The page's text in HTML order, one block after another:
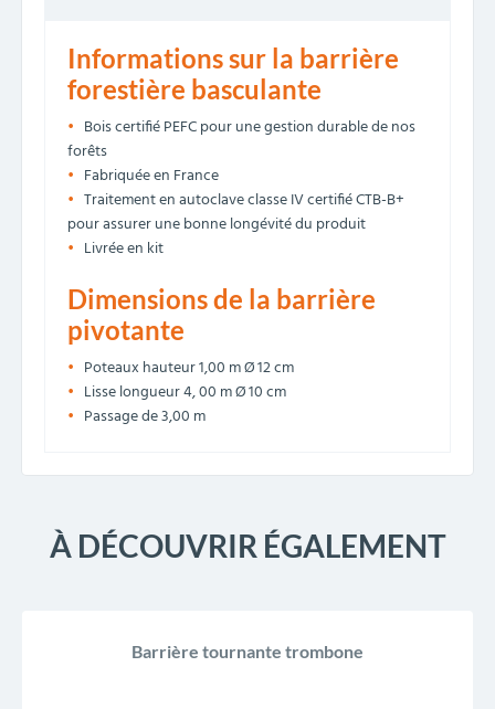
Informations sur la barrière
forestière basculante
Bois certifié PEFC pour une gestion durable de nos
forêts
Fabriquée en France
Traitement en autoclave classe IV certifié CTB-B+
pour assurer une bonne longévité du produit
Livrée en kit
Dimensions de la barrière
pivotante
Poteaux hauteur 1,00 m Ø 12 cm
Lisse longueur 4, 00 m Ø 10 cm
Passage de 3,00 m
À DÉCOUVRIR ÉGALEMENT
Barrière tournante trombone